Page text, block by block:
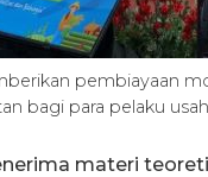
pembiayaan
bagi para pelaku
materi